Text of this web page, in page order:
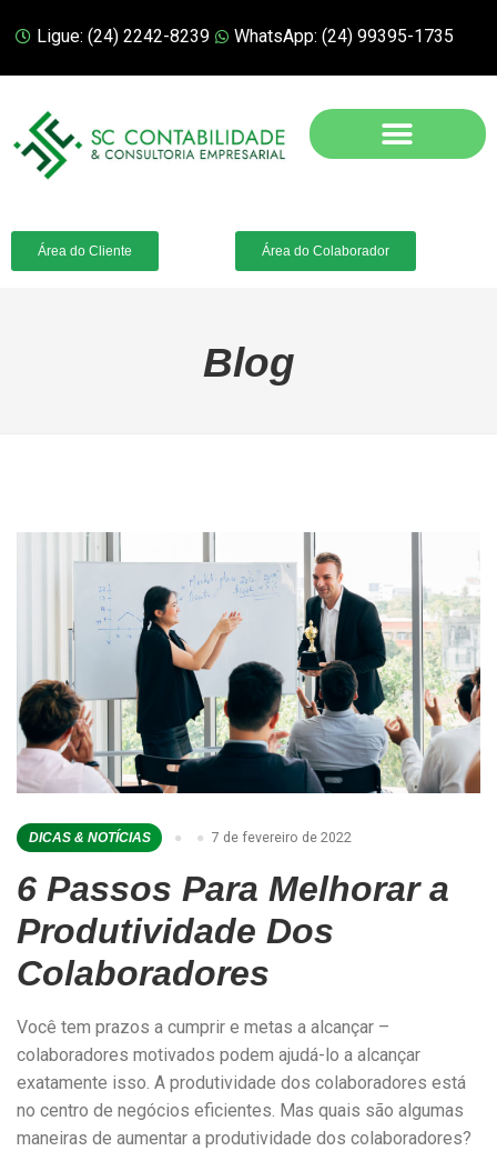
Ligue: (24) 2242-8239 WhatsApp: (24) 99395-1735
Área do Cliente Área do Colaborador
Blog
DICAS & NOTÍCIAS 7 de fevereiro de 2022
6 Passos Para Melhorar a
Produtividade Dos
Colaboradores
Você tem prazos a cumprir e metas a alcançar –
colaboradores motivados podem ajudá-lo a alcançar
exatamente isso. A produtividade dos colaboradores está
no centro de negócios eficientes. Mas quais são algumas
maneiras de aumentar a produtividade dos colaboradores?